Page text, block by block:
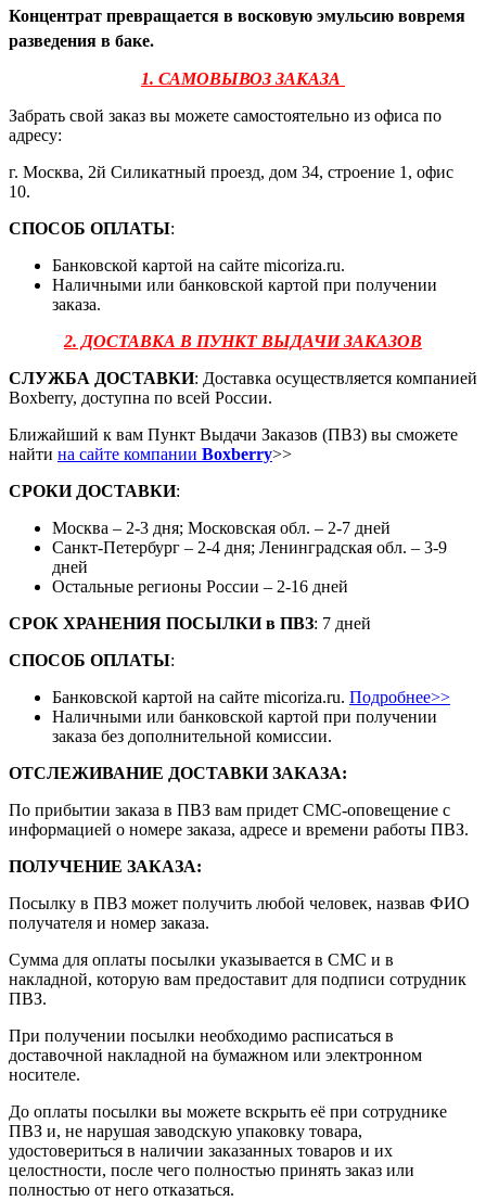
Концентратпревращается в восковую эмульсию вовремя
разведения в баке.
1. САМОВЫВОЗ ЗАКАЗА
Забрать свой заказ вы можете самостоятельно из офиса по
адресу:
г. Москва, 2й Силикатный проезд, дом 34, строение 1, офис
10.
СПОСОБ ОПЛАТЫ:
Банковской картой на сайте micoriza.ru.
Наличными или банковской картой при получении
заказа.
2. ДОСТАВКА В ПУНКТ ВЫДАЧИ ЗАКАЗОВ
СЛУЖБА ДОСТАВКИ: Доставка осуществляется компанией
Boxberry, доступна по всей России.
Ближайший к вам Пункт Выдачи Заказов (ПВЗ) вы сможете
найти на сайте компании Boxberry>>
СРОКИ ДОСТАВКИ:
Москва – 2-3 дня; Московская обл. – 2-7 дней
Санкт-Петербург – 2-4 дня; Ленинградская обл. – 3-9
дней
Остальные регионы России – 2-16 дней
СРОК ХРАНЕНИЯ ПОСЫЛКИ в ПВЗ: 7 дней
СПОСОБ ОПЛАТЫ:
Банковской картой на сайте micoriza.ru. Подробнее>>
Наличными или банковской картой при получении
заказа без дополнительной комиссии.
ОТСЛЕЖИВАНИЕ ДОСТАВКИ ЗАКАЗА:
По прибытии заказа в ПВЗ вам придет СМС-оповещение с
информацией о номере заказа, адресе и времени работы ПВЗ.
ПОЛУЧЕНИЕ ЗАКАЗА:
Посылку в ПВЗ может получить любой человек, назвав ФИО
получателя и номер заказа.
Сумма для оплаты посылки указывается в СМС и в
накладной, которую вам предоставит для подписи сотрудник
ПВЗ.
При получении посылки необходимо расписаться в
доставочной накладной на бумажном или электронном
носителе.
До оплаты посылки вы можете вскрыть её при сотруднике
ПВЗ и, не нарушая заводскую упаковку товара,
удостовериться в наличии заказанных товаров и их
целостности, после чего полностью принять заказ или
полностью от него отказаться.